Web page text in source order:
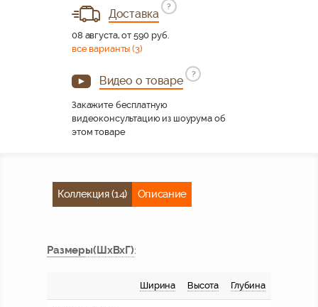
Доставка
?
08 августа, от 590 руб.
все варианты (3)
Видео о товаре
?
Закажите бесплатную
видеоконсультацию из шоурума об
этом товаре
Коллекция (14) Описание
Размеры(ШхВхГ):
Ширина Высота Глубина